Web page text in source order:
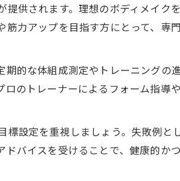
項目
続
術
供されます。理想のボディメイク
力アップを目指す方にとって、専
的な体組成測定やトレーニングの
のトレーナーによるフォーム指導
設定を重視しましょう。失敗例と
バイスを受けることで、健康的か